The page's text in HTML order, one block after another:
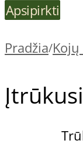
Apsipirkti
Pradžia/